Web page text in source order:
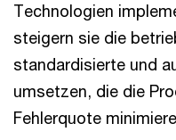
Technologien
steigern sie die
standardisierte und
umsetzen, die die
Fehlerquote